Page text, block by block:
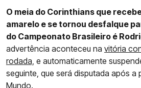
O meia do Corinthians que
amarelo e se tornou desfalque
do Campeonato Brasileiro é
advertência aconteceu na vitória
rodada, e automaticamente
seguinte, que será disputada após a
Mundo.